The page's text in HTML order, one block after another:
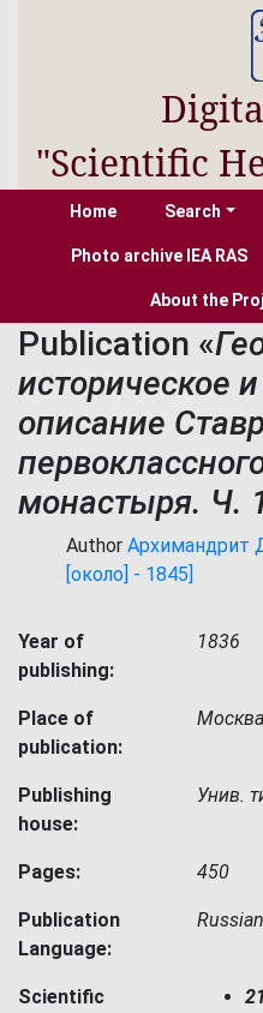
"Scientific
Home Search
Photo archive IEA RAS
About the
Publication «
историческое
описание
монастыря. Ч.
Author Архимандрит
[около] - 1845]
Year of
publishing:
1836
Place of
publication:
Москва
Publishing
house:
Унив.
Pages: 450
Publication
Language:
Russian
Scientific